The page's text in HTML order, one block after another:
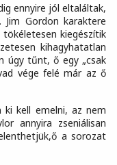
ennyire jól eltaláltak,
Gordon karaktere
kiegészítik
kihagyhatatlan
úgy tűnt, ő egy „csak
vége felé már az ő
ki kell emelni, az nem
annyira zseniálisan
a sorozat